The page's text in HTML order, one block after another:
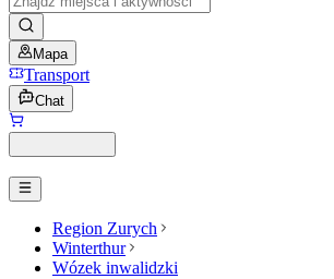
Mapa
Transport
Chat
Region Zurych
Winterthur
Wózek inwalidzki